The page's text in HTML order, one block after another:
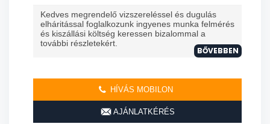
Kedves megrendelő vizszereléssel és dugulás
elháritással foglalkozunk ingyenes munka felmérés
és kiszállási költség keressen bizalommal a
további részletekért.
BŐVEBBEN
HÍVÁS MOBILON
AJÁNLATKÉRÉS